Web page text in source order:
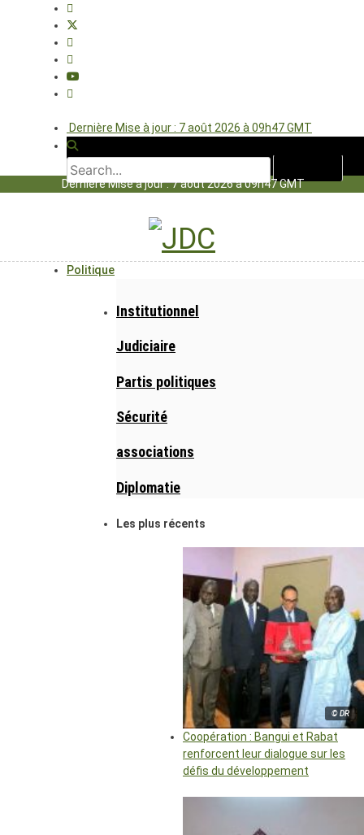
Dernière Mise à jour : 7 août 2026 à 09h47 GMT
Dernière Mise à jour : 7 août 2026 à 09h47 GMT
Politique
Institutionnel
Judiciaire
Partis politiques
Sécurité
associations
Diplomatie
Les plus récents
© DR
Coopération : Bangui et Rabat
renforcent leur dialogue sur les
défis du développement